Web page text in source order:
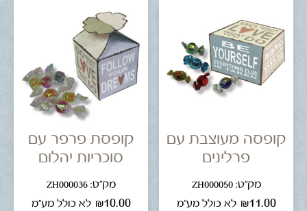
קופסה מעוצבת עם
פרלינים
מק"ט: ZH000050
₪11.00 לא כולל מע"מ
קופסת פרפר עם
סוכריות יהלום
מק"ט: ZH000036
₪10.00 לא כולל מע"מ